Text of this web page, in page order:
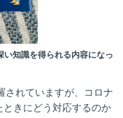
知識を得られる内容になっ
されていますが、コロナ
きにどう対応するのか